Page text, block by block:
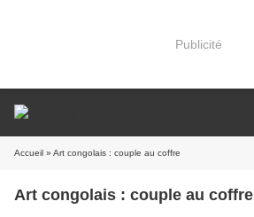
Publicité
Accueil » Art congolais : couple au coffre
Art congolais : couple au coffre